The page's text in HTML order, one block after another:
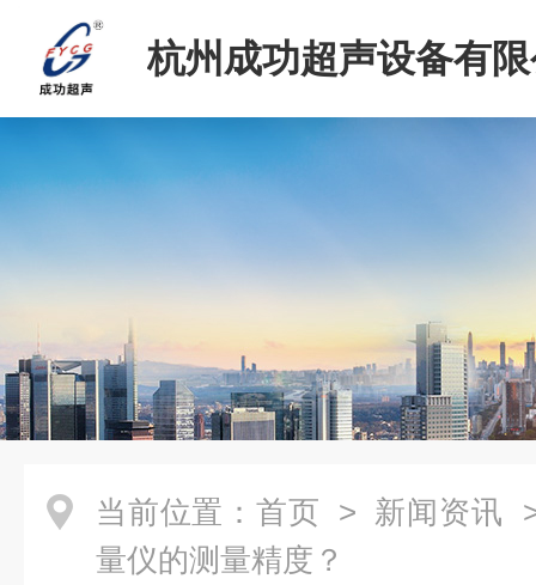
杭州成功超声设备有
当前位置： 首页 > 新闻资讯
量仪的测量精度？